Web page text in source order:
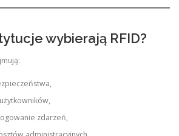
wybierają RFID?
zdarzeń,